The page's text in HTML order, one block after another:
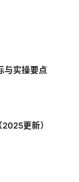
与实操要点
更新）